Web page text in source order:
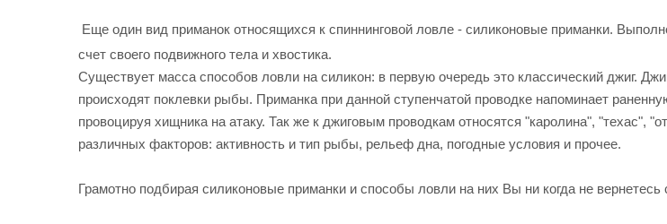
Еще один вид приманок относящихся к спиннинговой ловле - силиконовые приманки.
счет своего подвижного тела и хвостика.
Существует масса способов ловли на силикон: в первую очередь это классический джиг.
происходят поклевки рыбы. Приманка при данной ступенчатой проводке напоминает
провоцируя хищника на атаку. Так же к джиговым проводкам относятся "каролина", "техас",
различных факторов: активность и тип рыбы, рельеф дна, погодные условия и прочее.
Грамотно подбирая силиконовые приманки и способы ловли на них Вы ни когда не вернетесь